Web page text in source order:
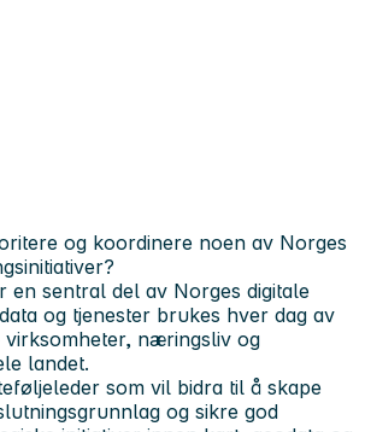
og koordinere noen av Norges
en sentral del av Norges digitale
og tjenester brukes hver dag av
virksomheter, næringsliv og
landet.
som vil bidra til å skape
og sikre god